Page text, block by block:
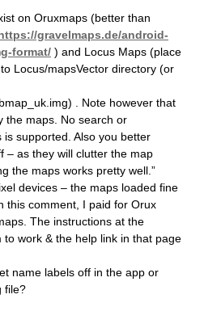
on Oruxmaps (better than
gravelmaps.de/android-
format/ ) and Locus Maps (place
Locus/mapsVector directory (or
. Note however that
the maps. No search or
supported. Also you better
– as they will clutter the map
the maps works pretty well.”
devices – the maps loaded fine
this comment, I paid for Orux
The instructions at the
to work & the help link in that page
name labels off in the app or
file?